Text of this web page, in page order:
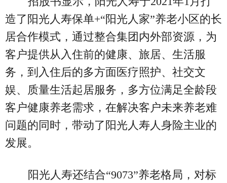
造了阳光人寿保单+“阳光人家”养老小区的长
居合作模式，通过整合集团内外部资源，为
客户提供从入住前的健康、旅居、生活服
务，到入住后的多方面医疗照护、社交文
娱、质量生活起居服务，多方位满足全龄段
客户健康养老需求，在解决客户未来养老难
问题的同时，带动了阳光人寿人身险主业的
发展。
阳光人寿还结合“9073”养老格局，对标